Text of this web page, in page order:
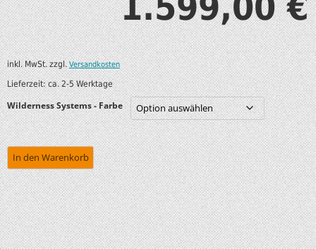
inkl. MwSt. zzgl. Versandkosten
Lieferzeit:ca. 2-5 Werktage
Wilderness Systems - Farbe
In den Warenkorb